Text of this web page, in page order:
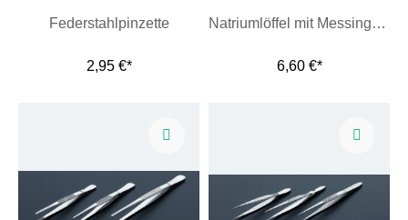
Federstahlpinzette
2,95 €*
Natriumlöffel mit Messinggewebe
6,60 €*